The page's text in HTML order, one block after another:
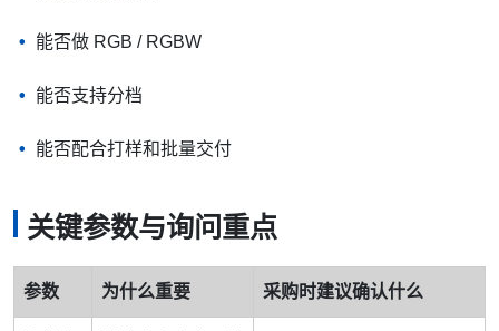
能否做 RGB / RGBW
能否支持分档
能否配合打样和批量交付
关键参数与询问重点
参数 为什么重要 采购时建议确认什么